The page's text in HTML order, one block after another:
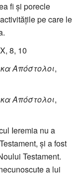
fi și porecle
pe care le
8, 10
Απόστολοι,
Απόστολοι,
Ieremia nu a
și a fost
Testament.
a lui